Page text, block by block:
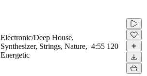
Electronic/Deep House,
Synthesizer, Strings, Nature,
Energetic
4:55 120